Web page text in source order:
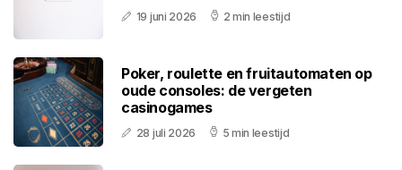
19 juni 2026 2 min leestijd
Poker, roulette en fruitautomaten op
oude consoles: de vergeten
casinogames
28 juli 2026 5 min leestijd